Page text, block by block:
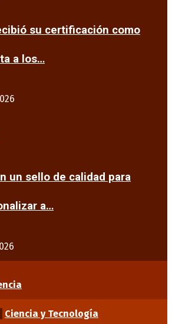
su certificación como
a los…
un sello de calidad para
a…
Ciencia y Tecnología